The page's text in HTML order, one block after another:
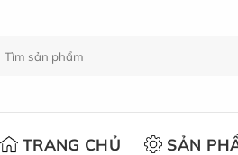
kiếm:
TRANG CHỦ SẢN